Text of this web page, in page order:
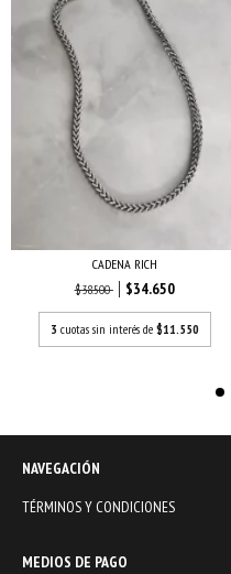
CADENA RICH
$38.500
$34.650
3 cuotas sin interés de $11.550
NAVEGACIÓN
TÉRMINOS Y CONDICIONES
MEDIOS DE PAGO